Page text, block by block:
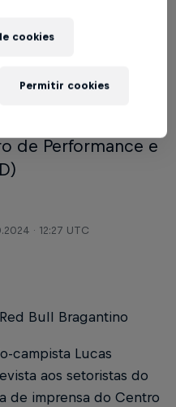
do
de Performance e
· 12:27 UTC
Bull Bragantino
campista Lucas
aos setoristas do
de imprensa do Centro
cookies
Permitir cookies